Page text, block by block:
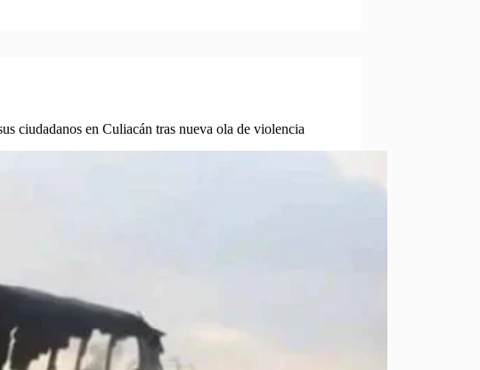
ciudadanos en Culiacán tras nueva ola de violencia